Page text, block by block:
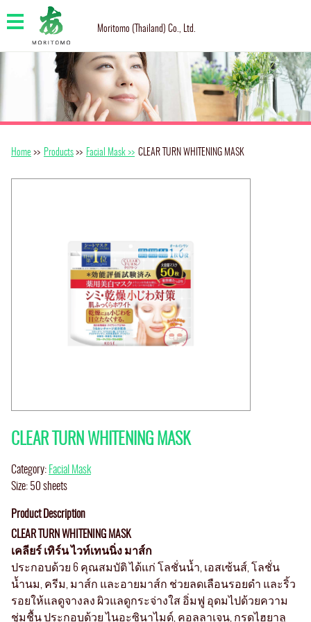
Moritomo (Thailand) Co., Ltd.
Home >> Products >> Facial Mask >> CLEAR TURN WHITENING MASK
CLEAR TURN WHITENING MASK
Category: Facial Mask
Size: 50 sheets
Product Description
CLEAR TURN WHITENING MASK
เคลียร์ เทิร์น ไวท์เทนนิ่ง มาส์ก
ประกอบด้วย 6 คุณสมบัติ ได้แก่ โลชั่นน้ำ, เอสเซ้นส์, โลชั่น
น้ำนม, ครีม, มาส์ก และอายมาส์ก ช่วยลดเลือนรอยดำ และริ้ว
รอยให้แลดูจางลง ผิวแลดูกระจ่างใส อิ่มฟู อุดมไปด้วยความ
ชุ่มชื้น ประกอบด้วย ไนอะซินาไมด์, คอลลาเจน, กรดไฮยาลู